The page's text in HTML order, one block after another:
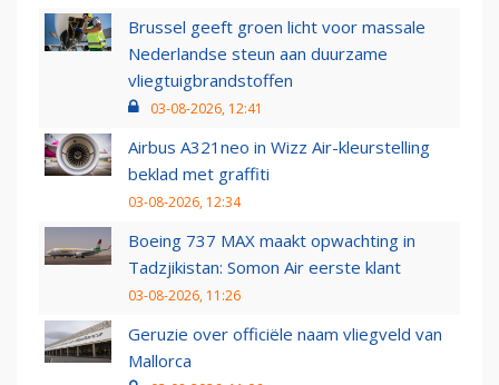
Brussel geeft groen licht voor massale
Nederlandse steun aan duurzame
vliegtuigbrandstoffen
03-08-2026, 12:41
Airbus A321neo in Wizz Air-kleurstelling
beklad met graffiti
03-08-2026, 12:34
Boeing 737 MAX maakt opwachting in
Tadzjikistan: Somon Air eerste klant
03-08-2026, 11:26
Geruzie over officiële naam vliegveld van
Mallorca